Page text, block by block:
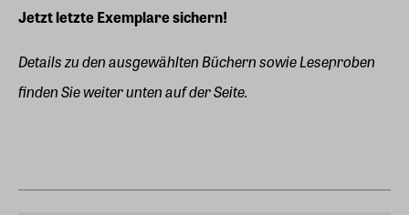
Jetzt letzte Exemplare sichern!
Details zu den ausgewählten Büchern sowie Leseproben
finden Sie weiter unten auf der Seite.